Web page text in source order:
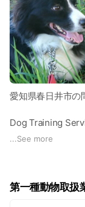
愛知県春日井市の
Dog Training
当方は犬の氣力・
...See more
第一種動物取扱